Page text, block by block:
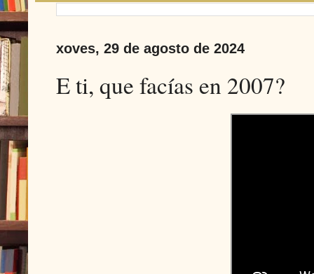
xoves, 29 de agosto de 2024
E ti, que facías en 2007?